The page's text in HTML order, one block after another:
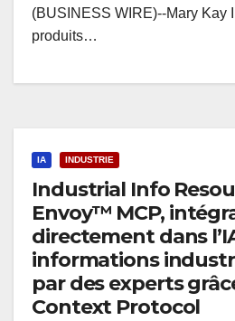
(BUSINESS WIRE)--Mary Kay
produits…
IA INDUSTRIE
Industrial Info
Envoy™ MCP,
directement dans
informations
par des experts
Context Protocol